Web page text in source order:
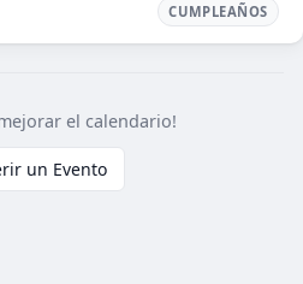
CUMPLEAÑOS
el calendario!
un Evento